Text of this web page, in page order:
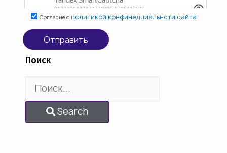
Согласие с политикой конфинедциальнсти сайта
Отправить
Поиск
Search